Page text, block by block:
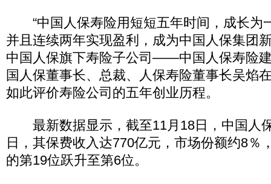
“中国人保寿险用短短五年时间，成长为
并且连续两年实现盈利，成为中国人保集团
中国人保旗下寿险子公司——中国人保寿险
国人保董事长、总裁、人保寿险董事长吴焰
如此评价寿险公司的五年创业历程。
最新数据显示，截至11月18日，中国人
日，其保费收入达770亿元，市场份额约8％
的第19位跃升至第6位。